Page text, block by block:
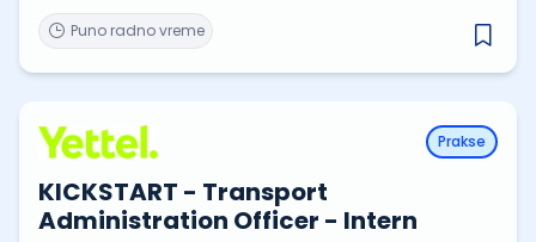
Puno radno vreme
Prakse
KICKSTART - Transport
Administration Officer - Intern